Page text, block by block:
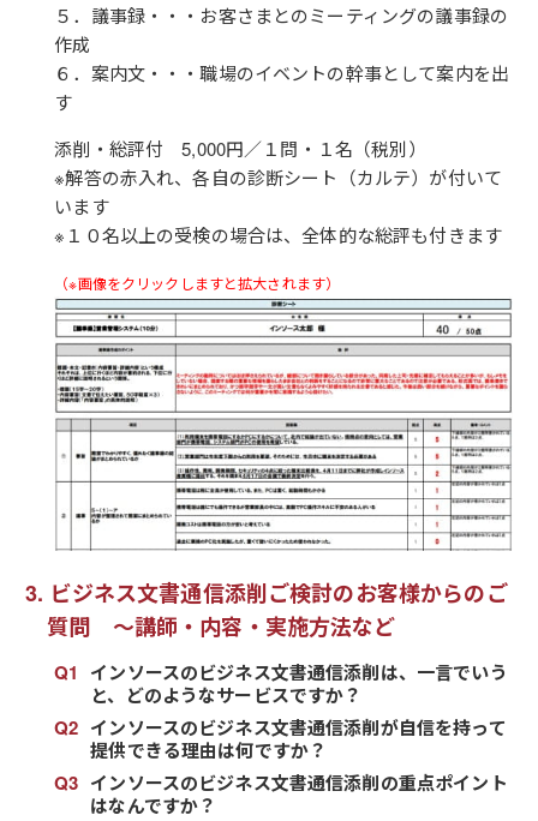
５．議事録・・・お客さまとのミーティングの議事録の
作成
６．案内文・・・職場のイベントの幹事として案内を出
す
添削・総評付 5,000円／１問・１名（税別）
※解答の赤入れ、各自の診断シート（カルテ）が付いて
います
※１０名以上の受検の場合は、全体的な総評も付きます
（※画像をクリックしますと拡大されます）
ビジネス文書通信添削ご検討のお客様からのご
質問 ～講師・内容・実施方法など
インソースのビジネス文書通信添削は、一言でいう
と、どのようなサービスですか？
インソースのビジネス文書通信添削が自信を持って
提供できる理由は何ですか？
インソースのビジネス文書通信添削の重点ポイント
はなんですか？